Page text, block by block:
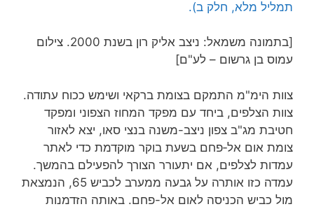
תמליל מלא, חלק ב).
[בתמונה משמאל: ניצב אליק רון בשנת 2000. צילום
עמוס בן גרשום – לע"ם]
צוות הימ"מ התמקם בצומת ברקאי ושימש ככוח עתודה.
צוות הצלפים, ביחד עם מפקד המחוז הצפוני ומפקד
חטיבת מג"ב צפון ניצב-משנה בנצי סאו, יצא לאזור
צומת אום אל‑פחם בשעת בוקר מוקדמת כדי לאתר
עמדות לצלפים, אם יתעורר הצורך להפעילם בהמשך.
עמדה כזו אותרה על גבעה ממערב לכביש 65, הנמצאת
מול כביש הכניסה לאום אל-פחם. באותה הזדמנות